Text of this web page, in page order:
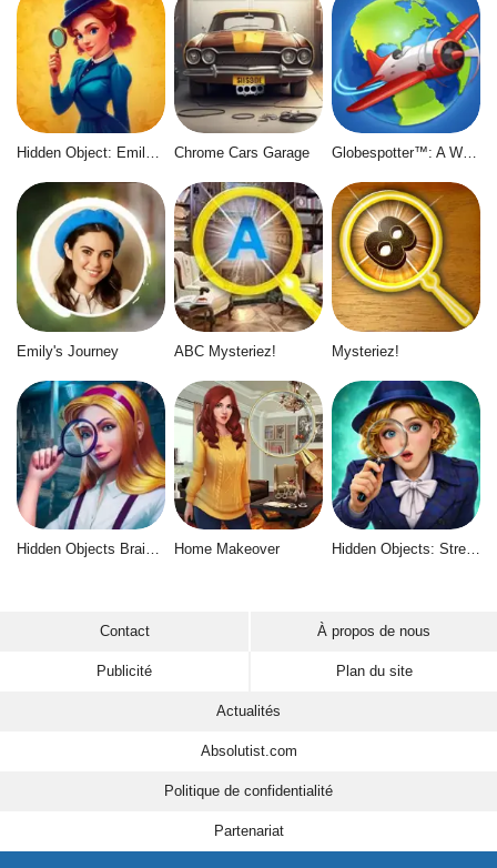
Hidden Object: Emily's Case Chrome Cars Garage Globespotter™: A World of Difference™
Emily's Journey ABC Mysteriez! Mysteriez!
Home Makeover Hidden Objects: Street of Secrets
Contact À propos de nous
Publicité Plan du site
Actualités
Absolutist.com
Politique de confidentialité
Partenariat